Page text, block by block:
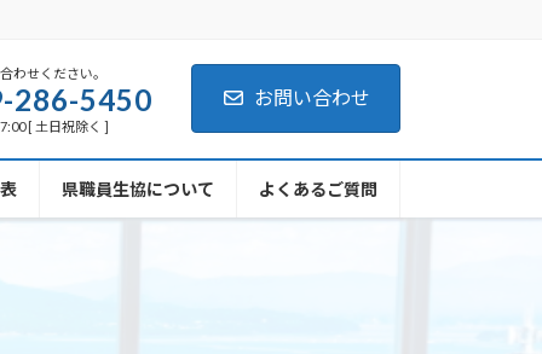
わせください。
286-5450
[ 土日祝除く ]
お問い合わせ
県職員生協について よくあるご質問